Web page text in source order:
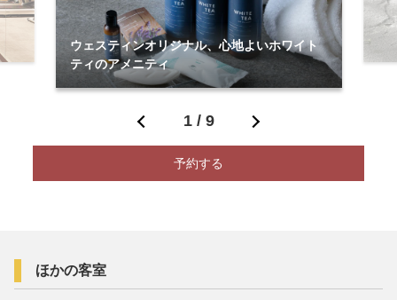
ウェスティンオリジナル、心地よいホワイト
ティのアメニティ
1/ 9
予約する
ほかの客室